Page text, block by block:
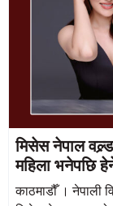
मिसेस नेपाल वल्र्ड
महिला भनेपछि
काठमाडौँ । नेपाली